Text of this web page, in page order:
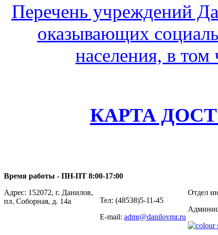
Перечень учреждений
оказывающих
населения, в
КАРТА
Время работы - ПН-ПТ 8:00-17:00
Адрес: 152072, г. Данилов,
пл. Соборная, д. 14а
Тел: (48538)5-11-45
E-mail: admr@danilovmr.ru
Отдел